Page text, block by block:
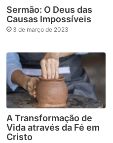
Sermão: O Deus das
Causas Impossíveis
3 de março de 2023
A Transformação de
Vida através da Fé em
Cristo